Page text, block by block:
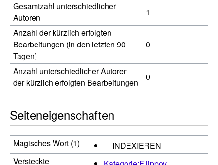
Gesamtzahl unterschiedlicher
Autoren
1
Anzahl der kürzlich erfolgten
Bearbeitungen (in den letzten 90
Tagen)
0
Anzahl unterschiedlicher Autoren
der kürzlich erfolgten Bearbeitungen
0
Seiteneigenschaften
Magisches Wort (1)
__INDEXIEREN__
Versteckte